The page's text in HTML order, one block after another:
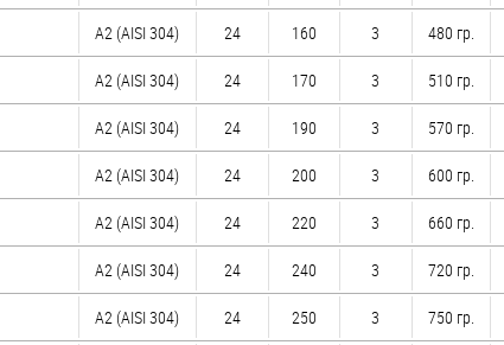
А2 (AISI 304) 24 160 3 480 гр.
А2 (AISI 304) 24 170 3 510 гр.
А2 (AISI 304) 24 190 3 570 гр.
А2 (AISI 304) 24 200 3 600 гр.
А2 (AISI 304) 24 220 3 660 гр.
А2 (AISI 304) 24 240 3 720 гр.
А2 (AISI 304) 24 250 3 750 гр.